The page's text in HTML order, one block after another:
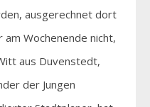
ausgerechnet dort
Wochenende nicht,
aus Duvenstedt,
der Jungen